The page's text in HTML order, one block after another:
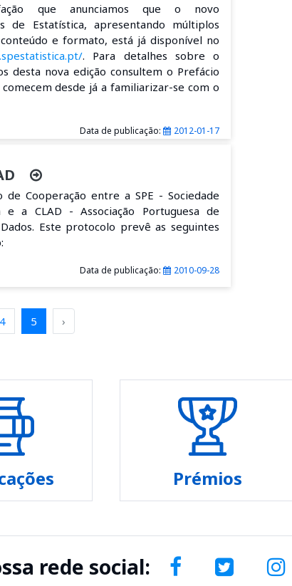
que anunciamos que o novo
de Estatística, apresentando múltiplos
e formato, está já disponível no
. Para detalhes sobre o
desta nova edição consultem o Prefácio
desde já a familiarizar-se com o
Data de publicação: 2012-01-17
de Cooperação entre a SPE - Sociedade
e a CLAD - Associação Portuguesa de
Este protocolo prevê as seguintes
Data de publicação: 2010-09-28
4 5 ›
Prémios
rede social: